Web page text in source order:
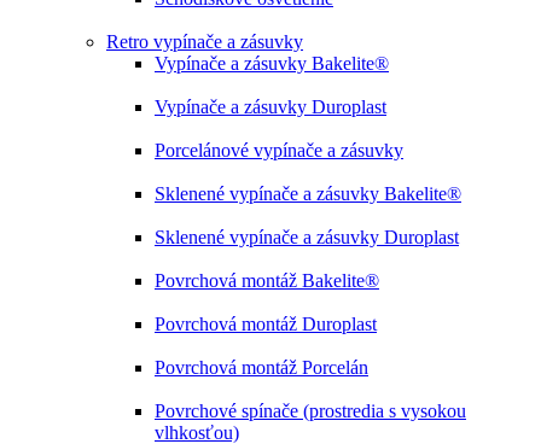
Retro vypínače a zásuvky
Vypínače a zásuvky Bakelite®
Vypínače a zásuvky Duroplast
Porcelánové vypínače a zásuvky
Sklenené vypínače a zásuvky Bakelite®
Sklenené vypínače a zásuvky Duroplast
Povrchová montáž Bakelite®
Povrchová montáž Duroplast
Povrchová montáž Porcelán
Povrchové spínače (prostredia s vysokou
vlhkosťou)